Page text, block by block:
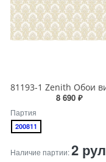
8 690 ₽
Партия
200811
Наличие партии:2 рул